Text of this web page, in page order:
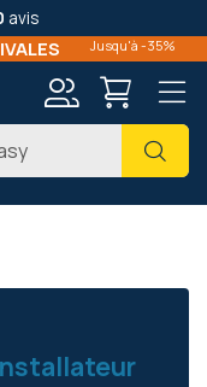
avis
Jusqu'à -35%